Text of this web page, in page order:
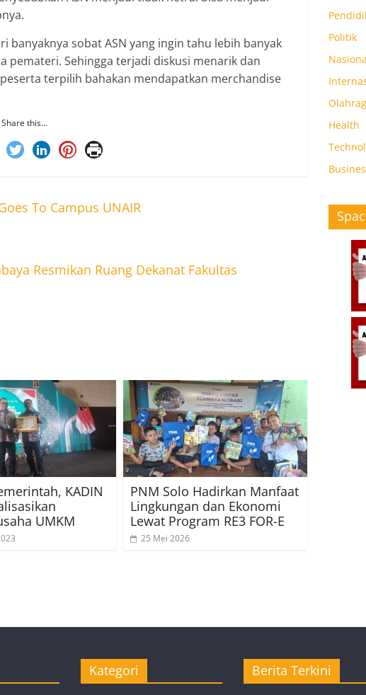
banyaknya sobat ASN yang ingin tahu lebih banyak
Sehingga terjadi diskusi menarik dan
terpilih bahakan mendapatkan merchandise
Share this…
To Campus UNAIR
Resmikan Ruang Dekanat Fakultas
KADIN
UMKM
PNM Solo Hadirkan Manfaat
Lingkungan dan Ekonomi
Lewat Program RE3 FOR-E
25 Mei 2026
Politik
Health
Kategori Berita Terkini